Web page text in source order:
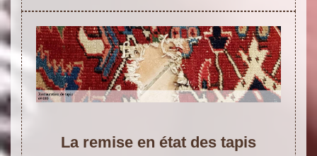
La remise en état des tapis